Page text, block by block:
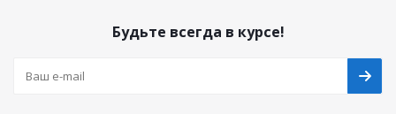
Будьте всегда в курсе!